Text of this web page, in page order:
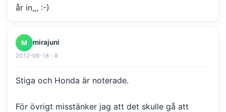
år in,,, :-)
M mirajuni
2012-09-18 · #
Stiga och Honda är noterade.
För övrigt misstänker jag att det skulle gå att